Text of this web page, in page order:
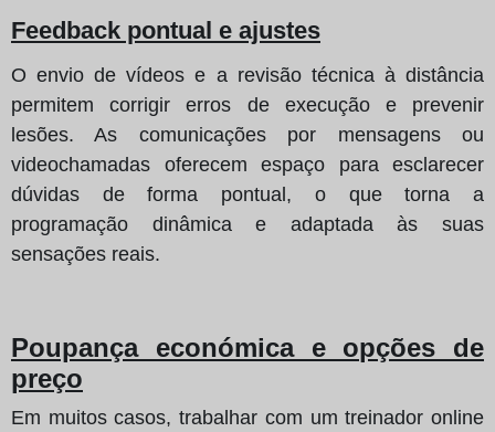
Feedback pontual e ajustes
O envio de vídeos e a revisão técnica à distância
permitem corrigir erros de execução e prevenir
lesões. As comunicações por mensagens ou
videochamadas oferecem espaço para esclarecer
dúvidas de forma pontual, o que torna a
programação dinâmica e adaptada às suas
sensações reais.
Poupança económica e opções de
preço
Em muitos casos, trabalhar com um treinador online